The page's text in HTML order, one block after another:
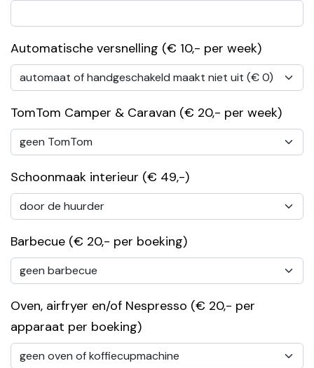
Automatische versnelling (€ 10,- per week)
TomTom Camper & Caravan (€ 20,- per week)
Schoonmaak interieur (€ 49,-)
Barbecue (€ 20,- per boeking)
Oven, airfryer en/of Nespresso (€ 20,- per
apparaat per boeking)